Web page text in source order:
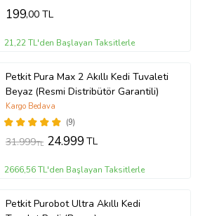
199,00 TL
21,22 TL'den Başlayan Taksitlerle
Petkit Pura Max 2 Akıllı Kedi Tuvaleti
Beyaz (Resmi Distribütör Garantili)
(9)
Kargo Bedava
31.999TL 24.999TL
2666,56 TL'den Başlayan Taksitlerle
Petkit Purobot Ultra Akıllı Kedi